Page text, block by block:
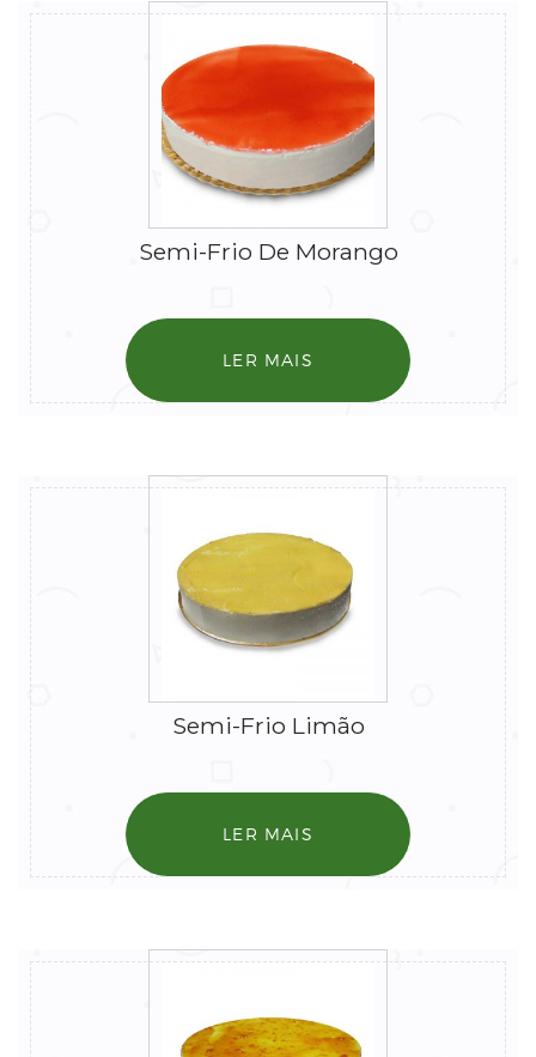
Semi-Frio De Morango
LER MAIS
Semi-Frio Limão
LER MAIS